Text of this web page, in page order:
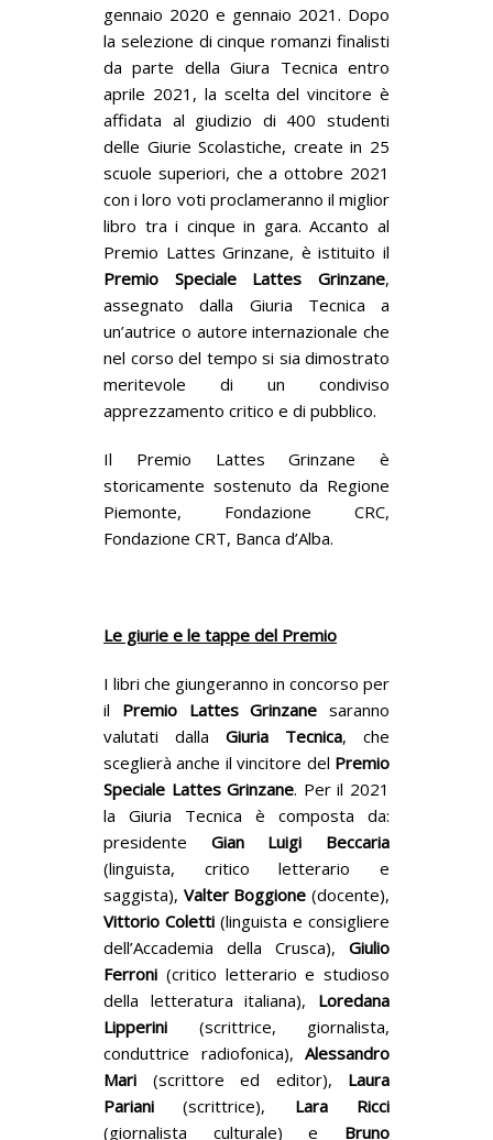
gennaio 2020 e gennaio 2021. Dopo
la selezione di cinque romanzi finalisti
da parte della Giura Tecnica entro
aprile 2021, la scelta del vincitore è
affidata al giudizio di 400 studenti
delle Giurie Scolastiche, create in 25
scuole superiori, che a ottobre 2021
con i loro voti proclameranno il miglior
libro tra i cinque in gara. Accanto al
Premio Lattes Grinzane, è istituito il
Premio Speciale Lattes Grinzane,
assegnato dalla Giuria Tecnica a
un’autrice o autore internazionale che
nel corso del tempo si sia dimostrato
meritevole di un condiviso
apprezzamento critico e di pubblico.
Il Premio Lattes Grinzane è
storicamente sostenuto da Regione
Piemonte, Fondazione CRC,
Fondazione CRT, Banca d’Alba.
Le giurie e le tappe del Premio
I libri che giungeranno in concorso per
il Premio Lattes Grinzane saranno
valutati dalla Giuria Tecnica, che
sceglierà anche il vincitore del Premio
Speciale Lattes Grinzane. Per il 2021
la Giuria Tecnica è composta da:
presidente Gian Luigi
Beccaria
(linguista, critico letterario e
saggista), Valter Boggione (docente),
Vittorio Coletti (linguista e consigliere
dell’Accademia della Crusca), Giulio
Ferroni (critico letterario e studioso
della letteratura italiana), Loredana
Lipperini (scrittrice, giornalista,
conduttrice radiofonica), Alessandro
Mari (scrittore ed editor), Laura
Pariani (scrittrice), Lara Ricci
(giornalista culturale) e Bruno